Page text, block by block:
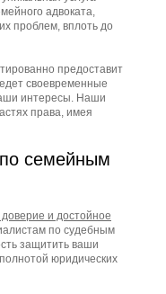
адвоката,
проблем, вплоть до
предоставит
своевременные
интересы. Наши
права, имея
семейным
и достойное
по судебным
защитить ваши
юридических